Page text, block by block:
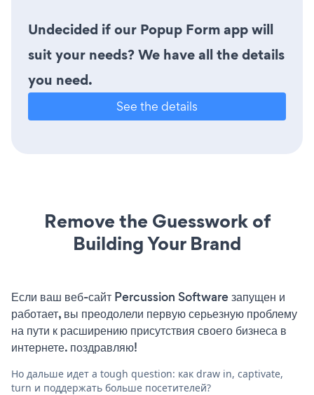
Undecided if our Popup Form app will
suit your needs? We have all the details
you need.
See the details
Remove the Guesswork of
Building Your Brand
Если ваш веб-сайт Percussion Software запущен и
работает, вы преодолели первую серьезную проблему
на пути к расширению присутствия своего бизнеса в
интернете. поздравляю!
Но дальше идет a tough question: как draw in, captivate,
turn и поддержать больше посетителей?